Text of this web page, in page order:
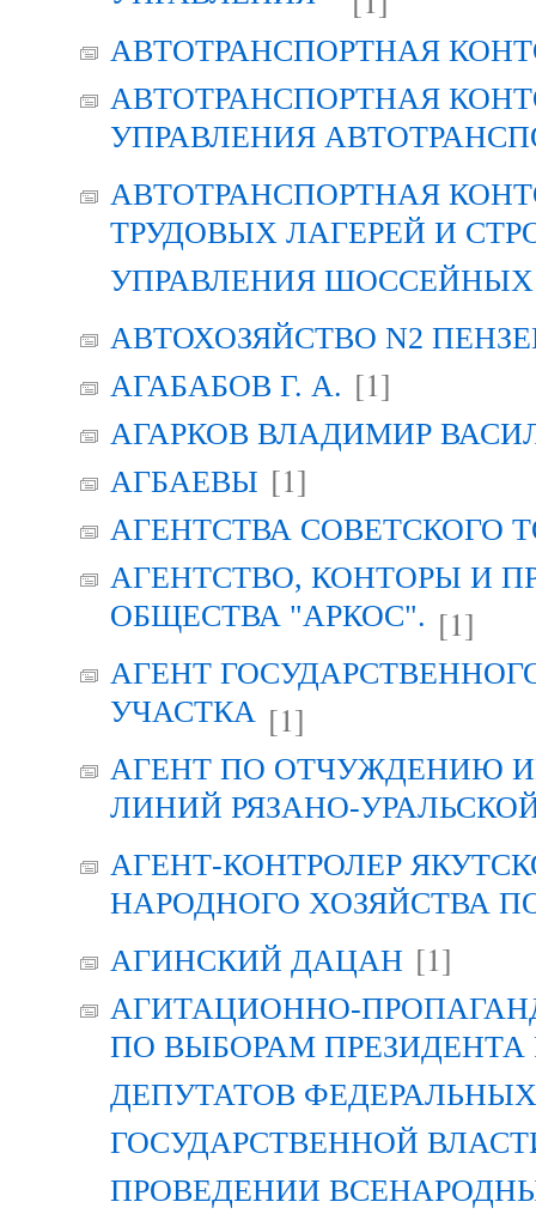
АВТОТРАНСПОРТНАЯ
АВТОТРАНСПОРТНАЯ
УПРАВЛЕНИЯ
АВТОТРАНСПОРТНАЯ
ТРУДОВЫХ ЛАГЕРЕЙ И
УПРАВЛЕНИЯ
АВТОХОЗЯЙСТВО N2
АГАБАБОВ Г. А. [1]
АГАРКОВ ВЛАДИМИР
АГБАЕВЫ [1]
АГЕНТСТВА СОВЕТСКОГО
АГЕНТСТВО, КОНТОРЫ И
ОБЩЕСТВА "АРКОС". [1]
АГЕНТ
УЧАСТКА [1]
АГЕНТ ПО ОТЧУЖДЕНИЮ
ЛИНИЙ РЯЗАНО-
АГЕНТ-КОНТРОЛЕР
НАРОДНОГО ХОЗЯЙСТВА
АГИНСКИЙ ДАЦАН [1]
АГИТАЦИОННО-
ПО ВЫБОРАМ
ДЕПУТАТОВ
ГОСУДАРСТВЕННОЙ
ПРОВЕДЕНИИ